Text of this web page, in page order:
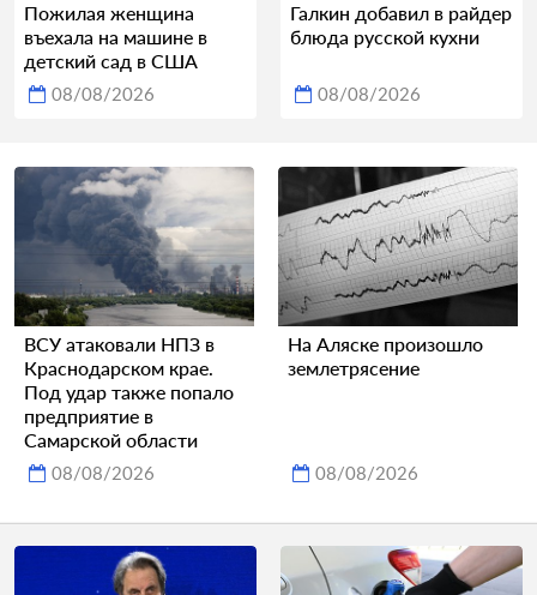
Пожилая женщина
въехала на машине в
детский сад в США
08/08/2026
Галкин добавил в райдер
блюда русской кухни
08/08/2026
ВСУ атаковали НПЗ в
Краснодарском крае.
Под удар также попало
предприятие в
Самарской области
08/08/2026
На Аляске произошло
землетрясение
08/08/2026